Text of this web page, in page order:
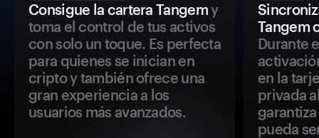
Consigue la cartera Tangemy
toma el control de tus activos
con solo un toque. Es perfecta
para quienes se inician en
cripto y también ofrece una
gran experiencia a los
usuarios más avanzados.
Tangem
Durante
en la
privada
pueda